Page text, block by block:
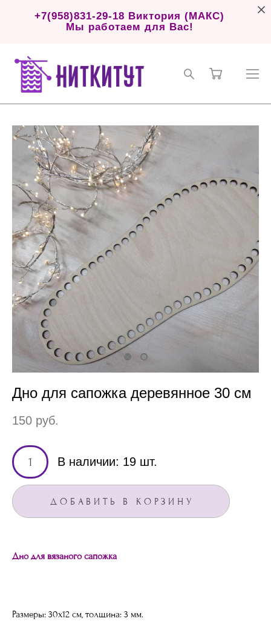
+7(958)831-29-18 Виктория (МАКС)
Мы работаем для Вас!
Дно для сапожка деревянное 30 см
150 pуб.
В наличии: 19 шт.
ДОБАВИТЬ В КОРЗИНУ
Дно для вязаного сапожка
Размеры: 30х12 см, толщина: 3 мм.